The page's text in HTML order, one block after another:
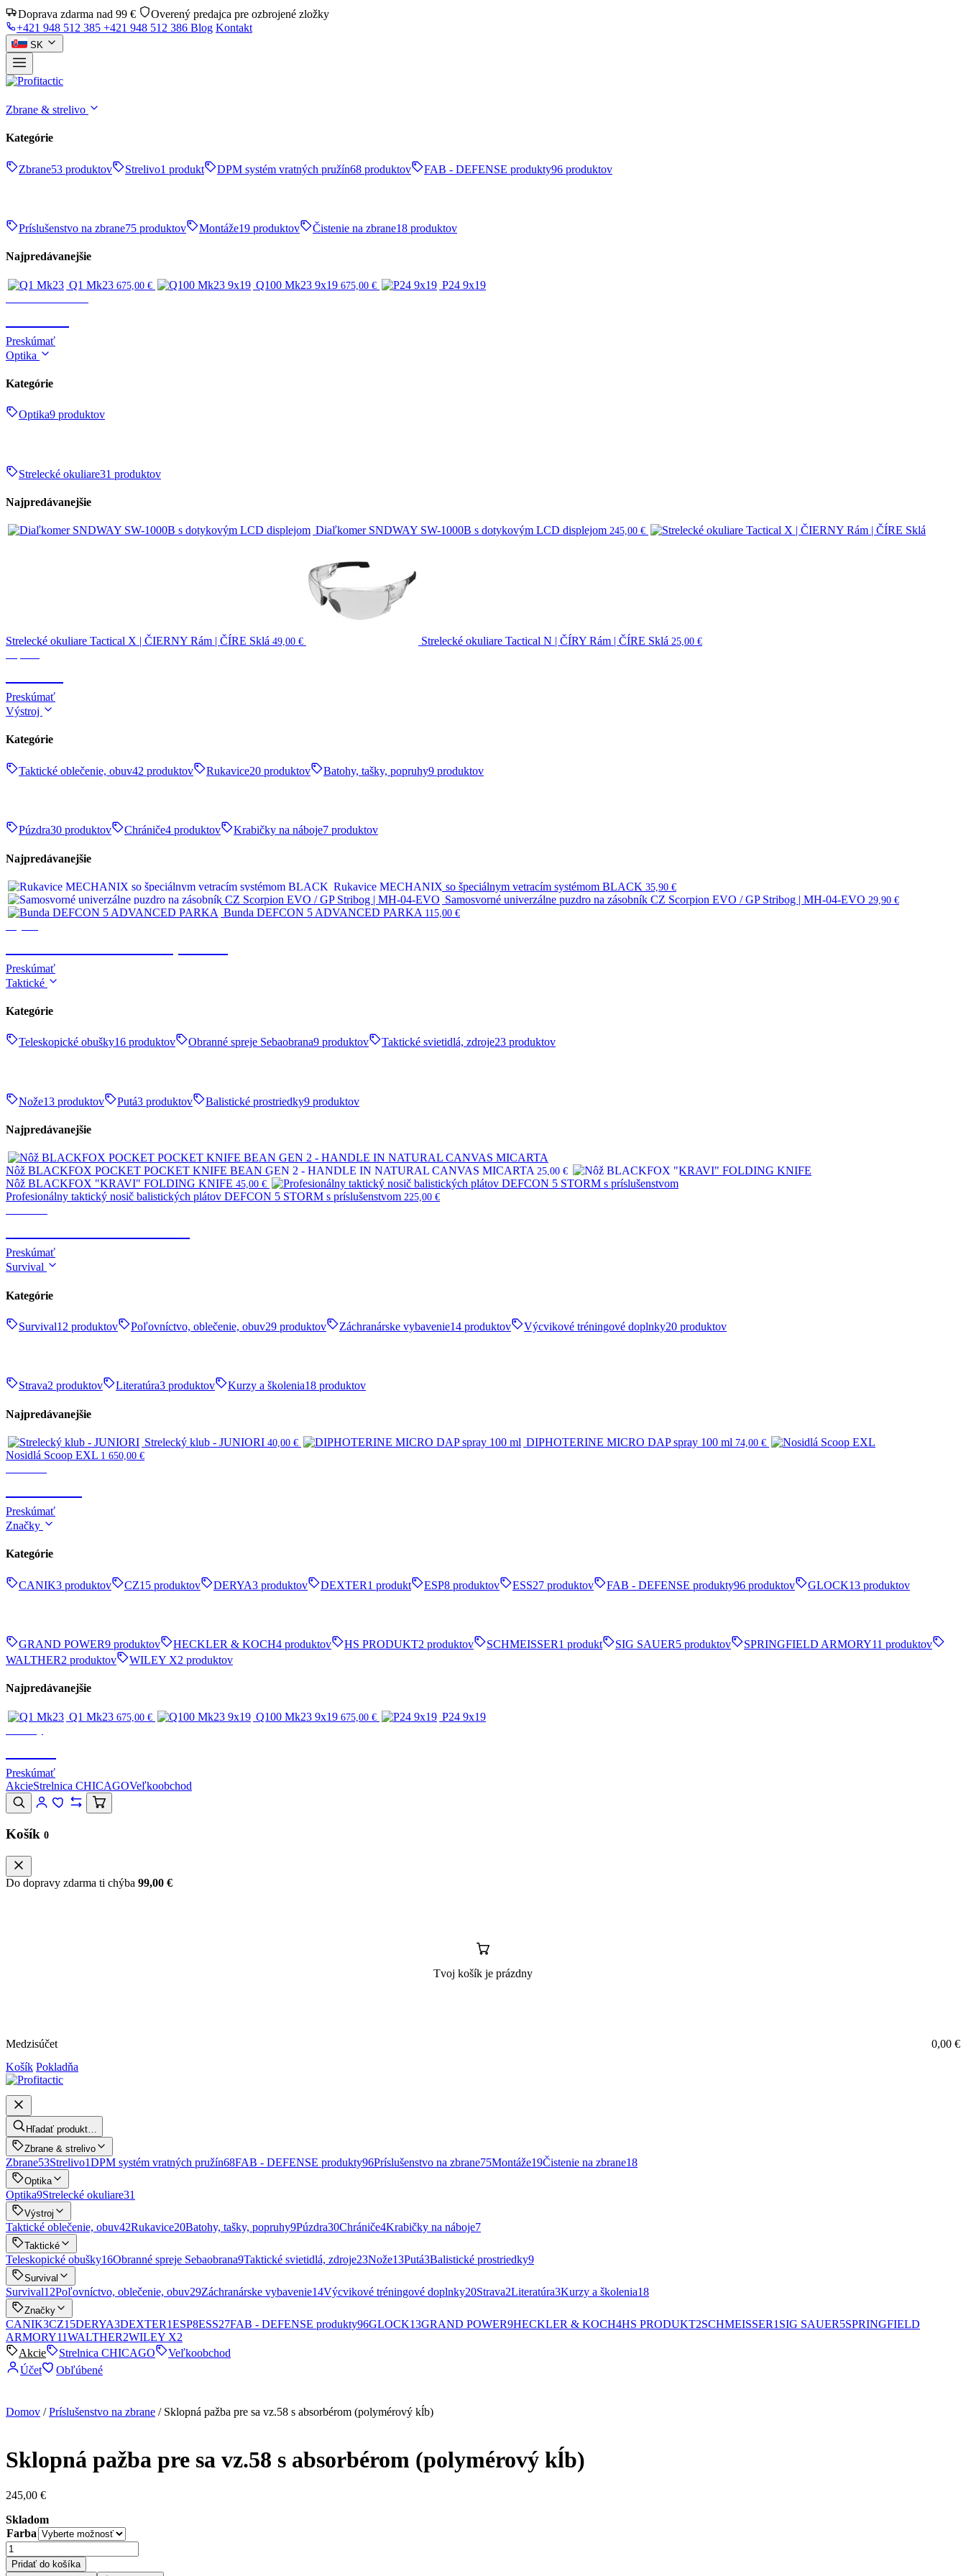
Doprava zdarma nad 99 €
Overený predajca pre ozbrojené zložky
+421 948 512 385 +421 948 512 386 Blog Kontakt
SK
Zbrane & strelivo
Kategórie
Zbrane53 produktov Strelivo1 produkt DPM systém vratných pružín68 produktov FAB - DEFENSE produkty96 produktov
Príslušenstvo na zbrane75 produktov Montáže19 produktov Čistenie na zbrane18 produktov
Najpredávanejšie
Q1 Mk23 675,00 € Q100 Mk23 9x19 675,00 €
P24 9x19
Preskúmať
Optika
Kategórie
Optika9 produktov
Strelecké okuliare31 produktov
Najpredávanejšie
Diaľkomer SNDWAY SW-1000B s dotykovým LCD displejom 245,00 €
Strelecké okuliare Tactical X | ČIERNY Rám | ČÍRE Sklá 49,00 € Strelecké okuliare Tactical N | ČÍRY Rám | ČÍRE Sklá 25,00 €
Preskúmať
Výstroj
Kategórie
Taktické oblečenie, obuv42 produktov Rukavice20 produktov Batohy, tašky, popruhy9 produktov
Púzdra30 produktov Chrániče4 produktov Krabičky na náboje7 produktov
Najpredávanejšie
Rukavice MECHANIX so špeciálnym vetracím systémom BLACK 35,90 €
Samosvorné univerzálne puzdro na zásobník CZ Scorpion EVO / GP Stribog | MH-04-EVO 29,90 €
Bunda DEFCON 5 ADVANCED PARKA 115,00 €
Preskúmať
Taktické
Kategórie
Teleskopické obušky16 produktov Obranné spreje Sebaobrana9 produktov Taktické svietidlá, zdroje23 produktov
Nože13 produktov Putá3 produktov Balistické prostriedky9 produktov
Najpredávanejšie
Nôž BLACKFOX POCKET POCKET KNIFE BEAN GEN 2 - HANDLE IN NATURAL CANVAS MICARTA 25,00 €
Nôž BLACKFOX "KRAVI" FOLDING KNIFE 45,00 €
Profesionálny taktický nosič balistických plátov DEFCON 5 STORM s príslušenstvom 225,00 €
Preskúmať
Survival
Kategórie
Survival12 produktov Poľovníctvo, oblečenie, obuv29 produktov Záchranárske vybavenie14 produktov Výcvikové tréningové doplnky20 produktov
Strava2 produktov Literatúra3 produktov Kurzy a školenia18 produktov
Najpredávanejšie
Strelecký klub - JUNIORI 40,00 € DIPHOTERINE MICRO DAP spray 100 ml 74,00 €
Nosidlá Scoop EXL 1 650,00 €
Preskúmať
Značky
Kategórie
CANIK3 produktov CZ15 produktov DERYA3 produktov DEXTER1 produkt ESP8 produktov ESS27 produktov FAB - DEFENSE produkty96 produktov GLOCK13 produktov
GRAND POWER9 produktov HECKLER & KOCH4 produktov HS PRODUKT2 produktov SCHMEISSER1 produkt SIG SAUER5 produktov SPRINGFIELD ARMORY11 produktov
WALTHER2 produktov WILEY X2 produktov
Najpredávanejšie
Q1 Mk23 675,00 € Q100 Mk23 9x19 675,00 €
P24 9x19
Preskúmať
AkcieStrelnica CHICAGOVeľkoobchod
Košík 0
Do dopravy zdarma ti chýba 99,00 €
Tvoj košík je prázdny
Medzisúčet 0,00 €
Košík Pokladňa
Hľadať produkt…
Zbrane & strelivo
Zbrane53Strelivo1DPM systém vratných pružín68FAB - DEFENSE produkty96Príslušenstvo na zbrane75Montáže19Čistenie na zbrane18
Optika
Optika9Strelecké okuliare31
Výstroj
Taktické oblečenie, obuv42Rukavice20Batohy, tašky, popruhy9Púzdra30Chrániče4Krabičky na náboje7
Taktické
Teleskopické obušky16Obranné spreje Sebaobrana9Taktické svietidlá, zdroje23Nože13Putá3Balistické prostriedky9
Survival
Survival12Poľovníctvo, oblečenie, obuv29Záchranárske vybavenie14Výcvikové tréningové doplnky20Strava2Literatúra3Kurzy a školenia18
Značky
CANIK3CZ15DERYA3DEXTER1ESP8ESS27FAB - DEFENSE produkty96GLOCK13GRAND POWER9HECKLER & KOCH4HS PRODUKT2SCHMEISSER1 SIG SAUER5SPRINGFIELD
ARMORY11WALTHER2WILEY X2
Akcie
Strelnica CHICAGO
Veľkoobchod
Účet
Obľúbené
Domov /Príslušenstvo na zbrane / Sklopná pažba pre sa vz.58 s absorbérom (polymérový kĺb)
Sklopná pažba pre sa vz.58 s absorbérom (polymérový kĺb)
245,00 €
Skladom
Farba
množstvo
Sklopná
pažba
Pridať do košíka